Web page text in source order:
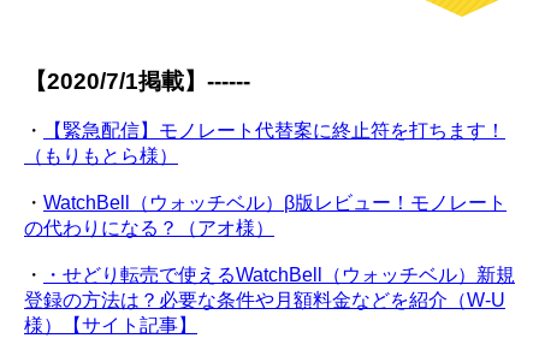
【2020/7/1掲載】------
・
【緊急配信】モノレート代替案に終止符を打ちます！
（もりもとら様）
・ WatchBell（ウォッチベル）β版レビュー！モノレート
の代わりになる？（アオ様）
・
・せどり転売で使えるWatchBell（ウォッチベル）新規
登録の方法は？必要な条件や月額料金などを紹介（W-U
様）【サイト記事】